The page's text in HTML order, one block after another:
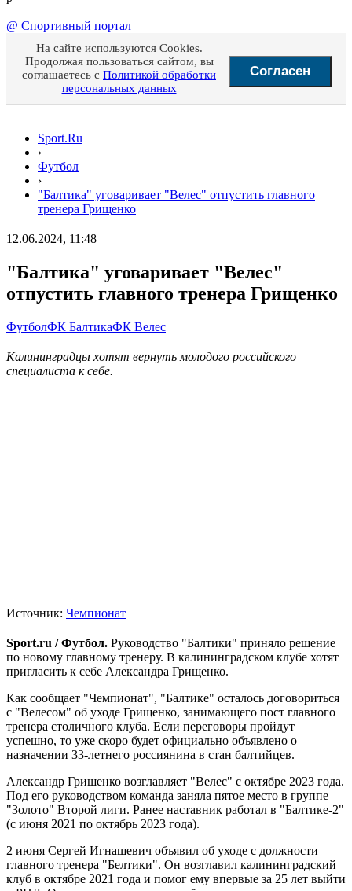
@ Спортивный портал
На сайте используются Cookies.
Продолжая пользоваться сайтом, вы
соглашаетесь с Политикой обработки
персональных данных
Согласен
Sport.Ru
›
Футбол
›
"Балтика" уговаривает "Велес" отпустить главного
тренера Грищенко
12.06.2024, 11:48
"Балтика" уговаривает "Велес"
отпустить главного тренера Грищенко
ФутболФК БалтикаФК Велес
Калининградцы хотят вернуть молодого российского
специалиста к себе.
Источник: Чемпионат
Sport.ru / Футбол. Руководство "Балтики" приняло решение
по новому главному тренеру. В калининградском клубе хотят
пригласить к себе Александра Грищенко.
Как сообщает "Чемпионат", "Балтике" осталось договориться
с "Велесом" об уходе Грищенко, занимающего пост главного
тренера столичного клуба. Если переговоры пройдут
успешно, то уже скоро будет официально объявлено о
назначении 33-летнего россиянина в стан балтийцев.
Александр Гришенко возглавляет "Велес" с октябре 2023 года.
Под его руководством команда заняла пятое место в группе
"Золото" Второй лиги. Ранее наставник работал в "Балтике-2"
(с июня 2021 по октябрь 2023 года).
2 июня Сергей Игнашевич объявил об уходе с должности
главного тренера "Белтики". Он возглавил калининградский
клуб в октябре 2021 года и помог ему впервые за 25 лет выйти